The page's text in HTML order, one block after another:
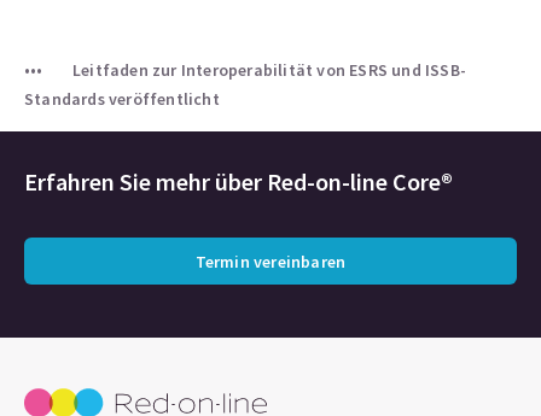
Leitfaden zur Interoperabilität von ESRS und ISSB-
Standards veröffentlicht
Erfahren Sie mehr über Red-on-line Core®
Termin vereinbaren